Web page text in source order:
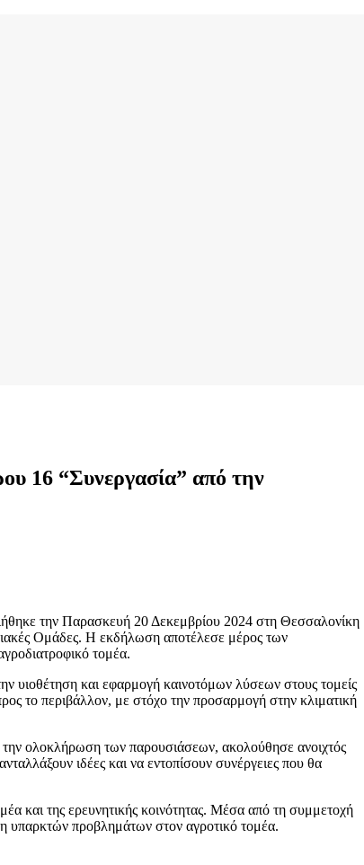
16 “Συνεργασία” από την
την Παρασκευή 20 Δεκεμβρίου 2024 στη Θεσσαλονίκη
Ομάδες. Η εκδήλωση αποτέλεσε μέρος των
τομέα.
υιοθέτηση και εφαρμογή καινοτόμων λύσεων στους τομείς
το περιβάλλον, με στόχο την προσαρμογή στην κλιματική
την ολοκλήρωση των παρουσιάσεων, ακολούθησε ανοιχτός
ιδέες και να εντοπίσουν συνέργειες που θα
και της ερευνητικής κοινότητας. Μέσα από τη συμμετοχή
υπαρκτών προβλημάτων στον αγροτικό τομέα.